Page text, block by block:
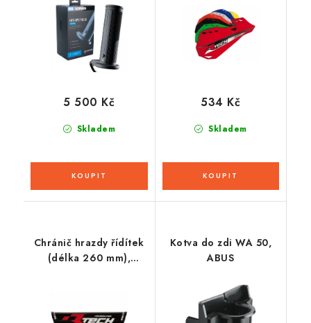
Skladem
5 500 Kč
Skladem
534 Kč
Chránič hrazdy řídítek
(délka 260 mm),
Kotva do zdi WA 50,
ABUS